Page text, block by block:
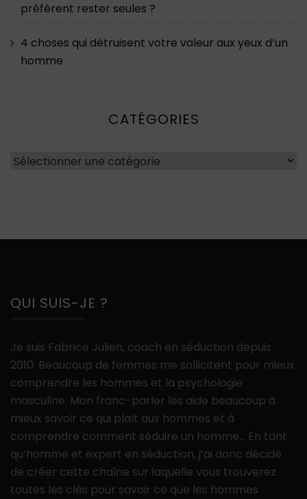
préfèrent rester seules ?
4 choses qui détruisent votre valeur aux yeux d’un
homme
CATÉGORIES
Catégories
QUI SUIS-JE ?
Je suis Fabrice Julien, coach en séduction depuis
2010. Beaucoup de femmes me sollicitent pour mieux
comprendre les hommes et la psychologie
masculine. Mon franc-parler les aide beaucoup à
mieux savoir ce qui plaît aux hommes et à
comprendre comment séduire un homme… En tant
qu’homme et expert en séduction, j’ai donc décidé
de créer cette chaîne sur laquelle vous trouverez
toutes les clés pour savoir ce que les hommes